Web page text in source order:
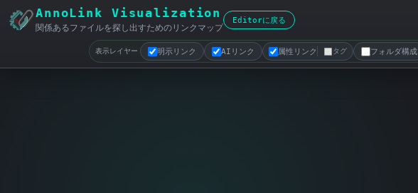
AnnoLink Visualization
関係あるファイルを探し出すためのリンクマップ
Editorに戻る
表示レイヤー 明示リンク AIリンク 属性リンク タグ フォルダ構成